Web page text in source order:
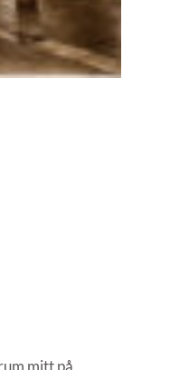
mitt på